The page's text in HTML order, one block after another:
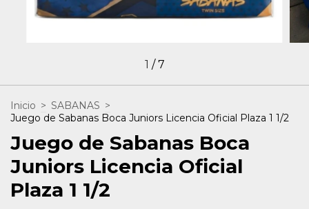
1 /7
Inicio > SABANAS >
Juego de Sabanas Boca Juniors Licencia Oficial Plaza 1 1/2
Juego de Sabanas Boca
Juniors Licencia Oficial
Plaza 1 1/2